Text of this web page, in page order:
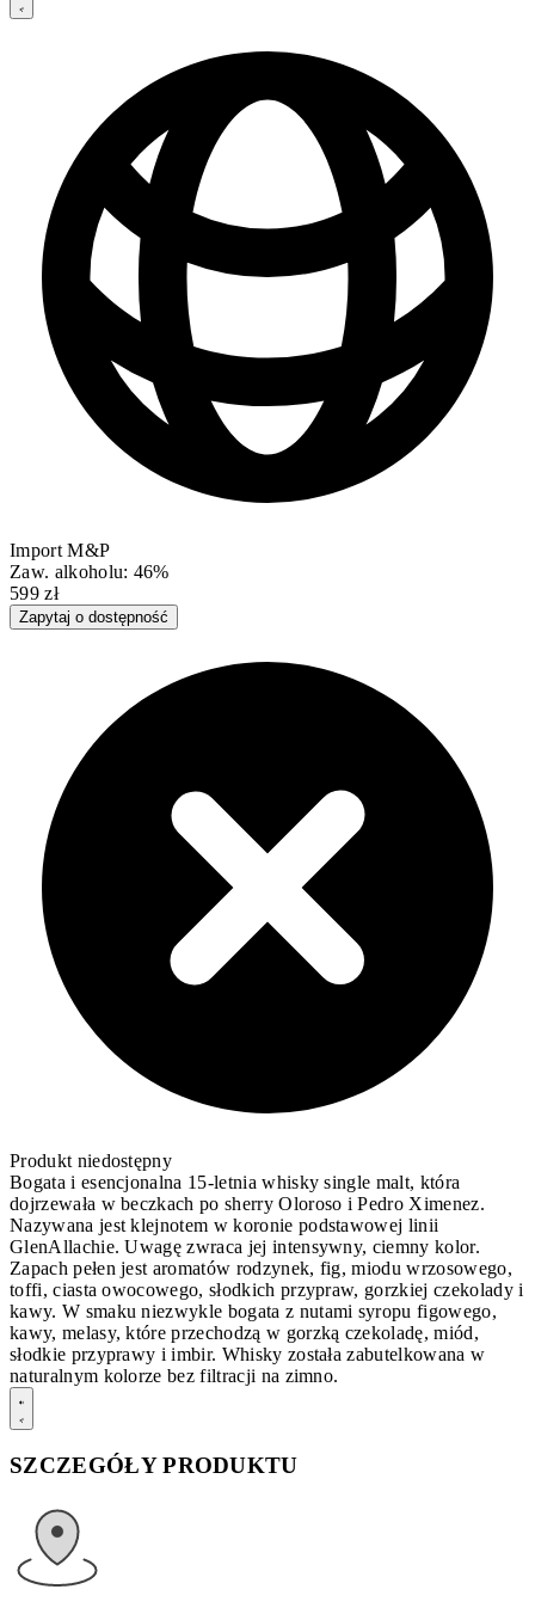
Import M&P
Zaw. alkoholu: 46%
599 zł
Zapytaj o dostępność
Produkt niedostępny
Bogata i esencjonalna 15-letnia whisky single malt, która
dojrzewała w beczkach po sherry Oloroso i Pedro Ximenez.
Nazywana jest klejnotem w koronie podstawowej linii
GlenAllachie. Uwagę zwraca jej intensywny, ciemny kolor.
Zapach pełen jest aromatów rodzynek, fig, miodu wrzosowego,
toffi, ciasta owocowego, słodkich przypraw, gorzkiej czekolady i
kawy. W smaku niezwykle bogata z nutami syropu figowego,
kawy, melasy, które przechodzą w gorzką czekoladę, miód,
słodkie przyprawy i imbir. Whisky została zabutelkowana w
naturalnym kolorze bez filtracji na zimno.
SZCZEGÓŁY PRODUKTU